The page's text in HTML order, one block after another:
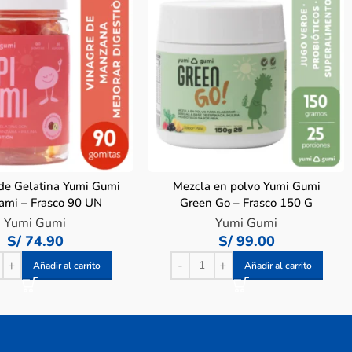
Gelatina Yumi Gumi
– Frasco 90 UN
Yumi Gumi
S/74.90
Añadir al carrito
Mezcla en polvo Yumi Gumi
Green Go – Frasco 150 G
Yumi Gumi
S/99.00
Añadir al carrito